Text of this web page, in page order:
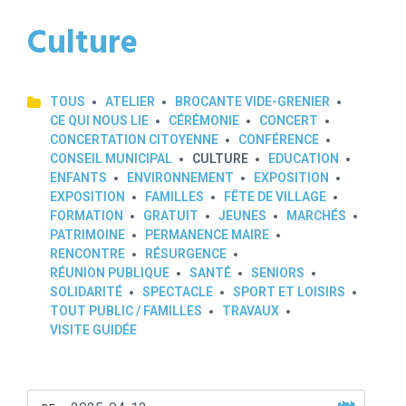
Culture
TOUS ATELIER
BROCANTE VIDE-GRENIER
CE QUI NOUS LIE
CÉRÉMONIE
CONCERT
CONCERTATION CITOYENNE
CONFÉRENCE
CONSEIL MUNICIPAL
CULTURE
EDUCATION
ENFANTS
ENVIRONNEMENT
EXPOSITION
EXPOSITION
FAMILLES
FÊTE DE VILLAGE
FORMATION
GRATUIT JEUNES
MARCHÉS
PATRIMOINE
PERMANENCE MAIRE
RENCONTRE
RÉSURGENCE
RÉUNION PUBLIQUE
SANTÉ
SENIORS
SOLIDARITÉ
SPECTACLE
SPORT ET LOISIRS
TOUT PUBLIC / FAMILLES
TRAVAUX
VISITE GUIDÉE